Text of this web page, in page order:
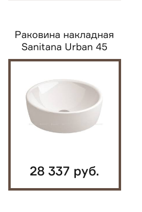
Раковина накладная
Sanitana Urban 45
28 337 руб.